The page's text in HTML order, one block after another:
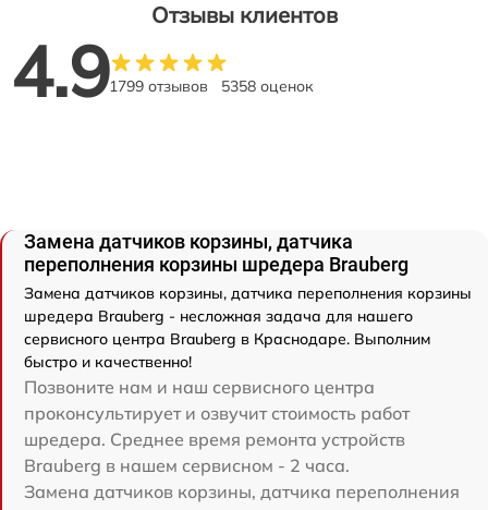
Отзывы клиентов
4.91799 отзывов 5358 оценок
Замена датчиков корзины, датчика
переполнения корзины шредера Brauberg
Замена датчиков корзины, датчика переполнения корзины
шредера Brauberg - несложная задача для нашего
сервисного центра Brauberg в Краснодаре. Выполним
быстро и качественно!
Позвоните нам и наш сервисного центра
проконсультирует и озвучит стоимость работ
шредера. Среднее время ремонта устройств
Brauberg в нашем сервисном - 2 часа.
Замена датчиков корзины, датчика переполнения